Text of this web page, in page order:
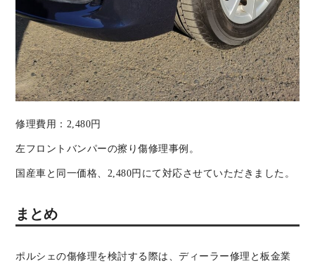
修理費用：2,480円
左フロントバンパーの擦り傷修理事例。
国産車と同一価格、2,480円にて対応させていただきました。
まとめ
ポルシェの傷修理を検討する際は、ディーラー修理と板金業